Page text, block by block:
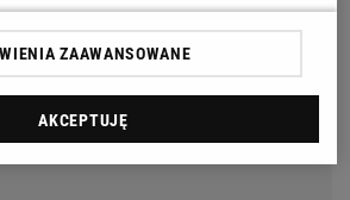
RYBNIK
RZESZÓW
SOSNOWIEC
FORUM
ZAAWANSOWANE
AKCEPTUJĘ